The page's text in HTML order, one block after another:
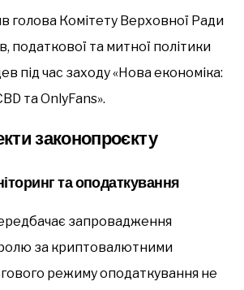
голова Комітету Верховної Ради
податкової та митної політики
під час заходу «Нова економіка:
та OnlyFans».
законопроєкту
та оподаткування
запровадження
за криптовалютними
режиму оподаткування не